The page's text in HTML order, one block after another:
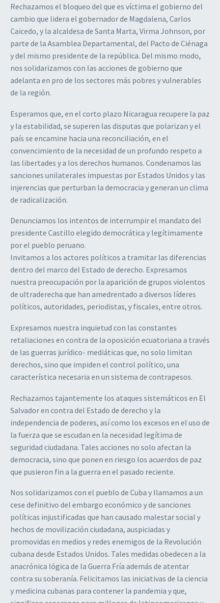
Rechazamos el bloqueo del que es víctima el gobierno del
cambio que lidera el gobernador de Magdalena, Carlos
Caicedo, y la alcaldesa de Santa Marta, Virma Johnson, por
parte de la Asamblea Departamental, del Pacto de Ciénaga
y del mismo presidente de la república. Del mismo modo,
nos solidarizamos con las acciones de gobierno que
adelanta en pro de los sectores más pobres y vulnerables
de la región.
Esperamos que, en el corto plazo Nicaragua recupere la paz
y la estabilidad, se superen las disputas que polarizan y el
país se encamine hacia una reconciliación, en el
convencimiento de la necesidad de un profundo respeto a
las libertades y a los derechos humanos. Condenamos las
sanciones unilaterales impuestas por Estados Unidos y las
injerencias que perturban la democracia y generan un clima
de radicalización.
Denunciamos los intentos de interrumpir el mandato del
presidente Castillo elegido democrática y legítimamente
por el pueblo peruano.
Invitamos a los actores políticos a tramitar las diferencias
dentro del marco del Estado de derecho. Expresamos
nuestra preocupación por la aparición de grupos violentos
de ultraderecha que han amedrentado a diversos líderes
políticos, autoridades, periodistas, y fiscales, entre otros.
Expresamos nuestra inquietud con las constantes
retaliaciones en contra de la oposición ecuatoriana a través
de las guerras jurídico- mediáticas que, no solo limitan
derechos, sino que impiden el control político, una
característica necesaria en un sistema de contrapesos.
Rechazamos tajantemente los ataques sistemáticos en El
Salvador en contra del Estado de derecho y la
independencia de poderes, así como los excesos en el uso de
la fuerza que se escudan en la necesidad legítima de
seguridad ciudadana. Tales acciones no solo afectan la
democracia, sino que ponen en riesgo los acuerdos de paz
que pusieron fin a la guerra en el pasado reciente.
Nos solidarizamos con el pueblo de Cuba y llamamos a un
cese definitivo del embargo económico y de sanciones
políticas injustificadas que han causado malestar social y
hechos de movilización ciudadana, auspiciadas y
promovidas en medios y redes enemigos de la Revolución
cubana desde Estados Unidos. Tales medidas obedecen a la
anacrónica lógica de la Guerra Fría además de atentar
contra su soberanía. Felicitamos las iniciativas de la ciencia
y medicina cubanas para contener la pandemia y que,